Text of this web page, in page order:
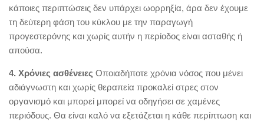
κάποιες περιπτώσεις δεν υπάρχει ωορρηξία, άρα δεν έχουμε
τη δεύτερη φάση του κύκλου με την παραγωγή
προγεστερόνης και χωρίς αυτήν η περίοδος είναι ασταθής ή
απούσα.
4. Χρόνιες ασθένειες Οποιαδήποτε χρόνια νόσος που μένει
αδιάγνωστη και χωρίς θεραπεία προκαλεί στρες στον
οργανισμό και μπορεί μπορεί να οδηγήσει σε χαμένες
περιόδους. Θα είναι καλό να εξετάζεται η κάθε περίπτωση και